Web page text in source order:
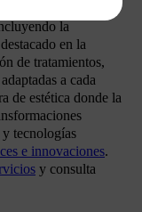
la
en la
de tratamientos,
a cada
de estética donde la
y tecnologías
e innovaciones.
y consulta